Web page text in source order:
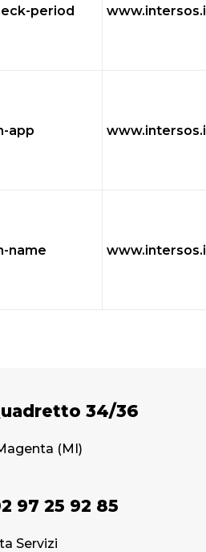
period
app
name
34/36
(MI)
97 25 92 85
Servizi